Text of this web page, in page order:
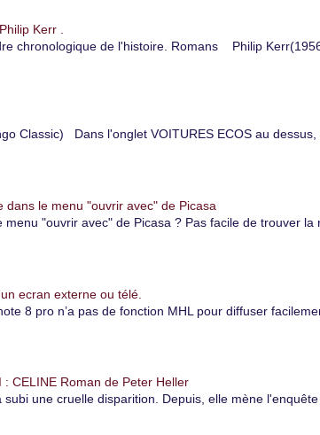
Kerr .
chronologique de l'histoire. Romans Philip
Classic) Dans l'onglet VOITURES ECOS au
le menu "ouvrir avec" de Picasa
"ouvrir avec" de Picasa ? Pas facile de trouver la
ecran externe ou télé.
8 pro n’a pas de fonction MHL pour diffuser
CELINE Roman de Peter Heller
une cruelle disparition. Depuis, elle mène l'enquête